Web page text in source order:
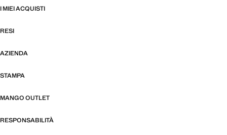
I MIEI ACQUISTI
RESI
AZIENDA
STAMPA
MANGO OUTLET
RESPONSABILITÀ